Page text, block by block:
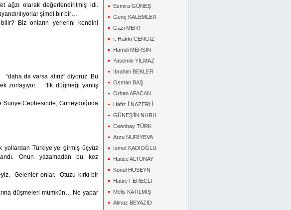
ağzı olarak değerlendirilmiş idi.
şimdi bir bir…
Biz onların yerlerini kendini
“daha da varsa alırız” diyoruz. Bu
zorlaşıyor.
“İlk düğmeği yanlış
Suriye Cephesinde, Güneydoğuda
Türkiye’ye girmiş üçyüz
Onun yazamadan bu kez
Gelenler onlar.
Otuzu kırkı bir
düşmeleri mümkün… Ne yapar
Esmira GÜNEŞ
Genç KALEMLER
Gazi MERT
İ. Hakkı CENGİZ
Hamdi MERSİN
Yasemin YILMAZ
İbrahim BEKLER
Osman BAŞ
Orhan AFACAN
Hafız İ.NAZERLİ
GÜNEŞ'İN NURU
Ceenbay TÜRK
Arzu NURİYEVA
İsmet KADIOĞLU
Hatice ALTUNAY
Könül HÜSEYN
Hatire FERECLİ
Melis KATILMIŞ
Almaz BEYAZID